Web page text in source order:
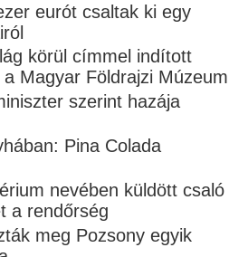
eurót csaltak ki egy
körül címmel indított
Magyar Földrajzi Múzeum
szerint hazája
Pina Colada
nevében küldött csaló
a rendőrség
meg Pozsony egyik